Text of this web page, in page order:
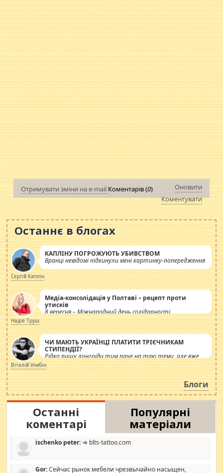
Отримувати зміни на e-mail Коментарів (0)
Оновити
Коментувати
Останнє в блогах
КАПЛІНУ ПОГРОЖУЮТЬ УБИВСТВОМ
Вранці невідомі підкинули мені картинку-попередження
Сергій Каплін
Медіа-консолідація у Полтаві – рецепт проти
утисків
8 вересня – Міжнародний день солідарності
журналістів.
Надія Труш
ЧИ МАЮТЬ УКРАЇНЦІ ПЛАТИТИ ТРІЄЧНИКАМ
СТИПЕНДІЇ?
Рідко пишу лонгріди тим паче на такі теми, але вже
просто дістало! Обурюють сьогоднішні інсенуації
навколо стипендіального питання. Штучно
роздувається ще одна соціальна катастрофа.
Віталій Улибін
Блоги
Останні
коментарі
Популярні
матеріали
ischenko peter: ⇒ blts-tattoo.com
Gor:Сейчас рынок мебели чрезвычайно насыщен,